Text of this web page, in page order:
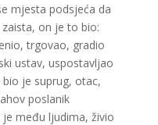
mjesta podsjeća da
zaista, on je to bio:
trgovao, gradio
ustav, uspostavljao
je suprug, otac,
poslanik
među ljudima, živio